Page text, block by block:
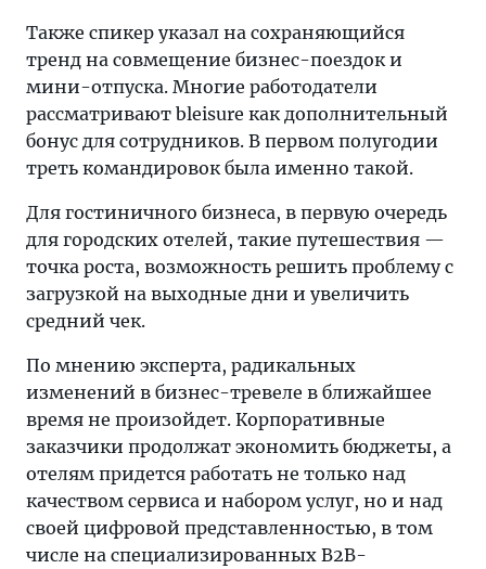
Также спикер указал на сохраняющийся
тренд на совмещение бизнес-поездок и
мини-отпуска. Многие работодатели
рассматривают bleisure как дополнительный
бонус для сотрудников. В первом полугодии
треть командировок была именно такой.
Для гостиничного бизнеса, в первую очередь
для городских отелей, такие путешествия —
точка роста, возможность решить проблему с
загрузкой на выходные дни и увеличить
средний чек.
По мнению эксперта, радикальных
изменений в бизнес-тревеле в ближайшее
время не произойдет. Корпоративные
заказчики продолжат экономить бюджеты, а
отелям придется работать не только над
качеством сервиса и набором услуг, но и над
своей цифровой представленностью, в том
числе на специализированных B2B-